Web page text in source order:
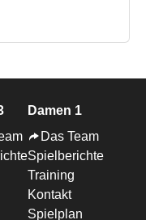
Damen 1
Das Team
Spielberichte
Training
Kontakt
Spielplan